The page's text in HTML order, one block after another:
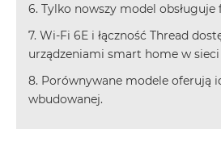
Air
15
Według
koloru
6. Tylko nowszy model
7. Wi-Fi 6E i łączność Thread
urządzeniami smart home w sieci
8. Porównywane modele oferują
wbudowanej.